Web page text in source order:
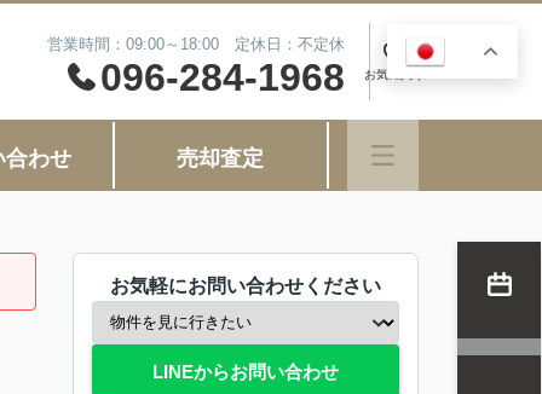
営業時間：09:00～18:00 定休日：不定休
096-284-1968 お気に入り
合わせ 売却査定
お気軽にお問い合わせください
LINEからお問い合わせ